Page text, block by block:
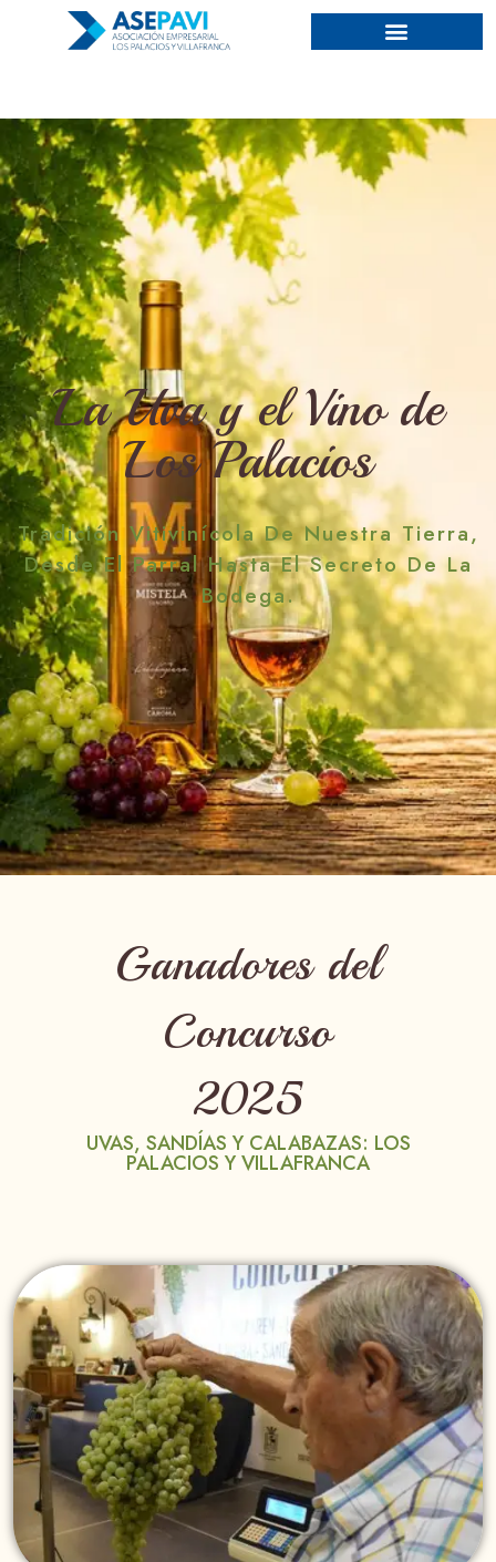
La Uva y el Vino de
Los Palacios
Tradición Vitivinícola De Nuestra Tierra,
Desde El Parral Hasta El Secreto De La
Bodega.
Ganadores del
Concurso
2025
UVAS, SANDÍAS Y CALABAZAS: LOS
PALACIOS Y VILLAFRANCA